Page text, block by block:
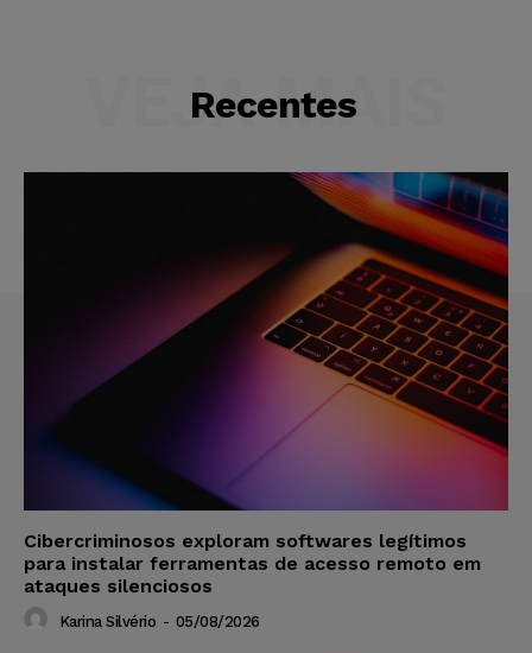
Recentes
VEJA MAIS
Cibercriminosos exploram softwares legítimos
para instalar ferramentas de acesso remoto em
ataques silenciosos
Karina Silvério - 05/08/2026